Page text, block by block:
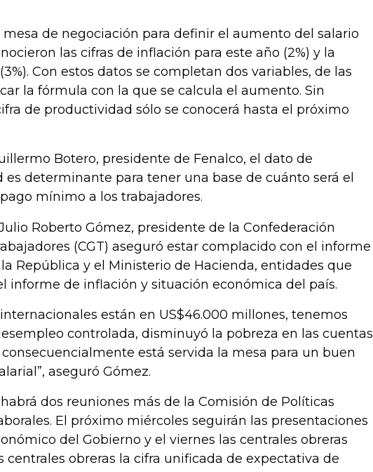
mesa de negociación para definir el aumento del salario
las cifras de inflación para este año (2%) y la
Con estos datos se completan dos variables, de las
la fórmula con la que se calcula el aumento. Sin
de productividad sólo se conocerá hasta el próximo
Botero, presidente de Fenalco, el dato de
determinante para tener una base de cuánto será el
mínimo a los trabajadores.
Roberto Gómez, presidente de la Confederación
(CGT) aseguró estar complacido con el informe
República y el Ministerio de Hacienda, entidades que
informe de inflación y situación económica del país.
internacionales están en US$46.000 millones, tenemos
controlada, disminuyó la pobreza en las cuentas
está servida la mesa para un buen
aseguró Gómez.
dos reuniones más de la Comisión de Políticas
El próximo miércoles seguirán las presentaciones
del Gobierno y el viernes las centrales obreras
centrales obreras la cifra unificada de expectativa de